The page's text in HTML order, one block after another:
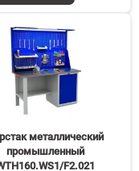
металлический
промышленный
F2.021